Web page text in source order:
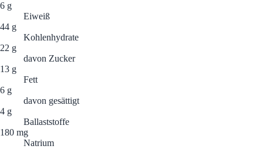
6 g
Eiweiß
44 g
Kohlenhydrate
22 g
davon Zucker
13 g
Fett
6 g
davon gesättigt
4 g
Ballaststoffe
180 mg
Natrium